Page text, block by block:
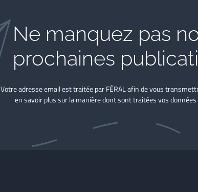
Ne manquez pas
prochaines
Votre adresse email est traitée par FÉRAL afin de vous
en savoir plus sur la manière dont sont traitées vos